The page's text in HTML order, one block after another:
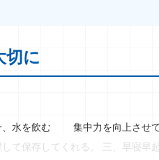
切に
水を飲む 集中力を向上させて
て保存してくれる。 三、早寝